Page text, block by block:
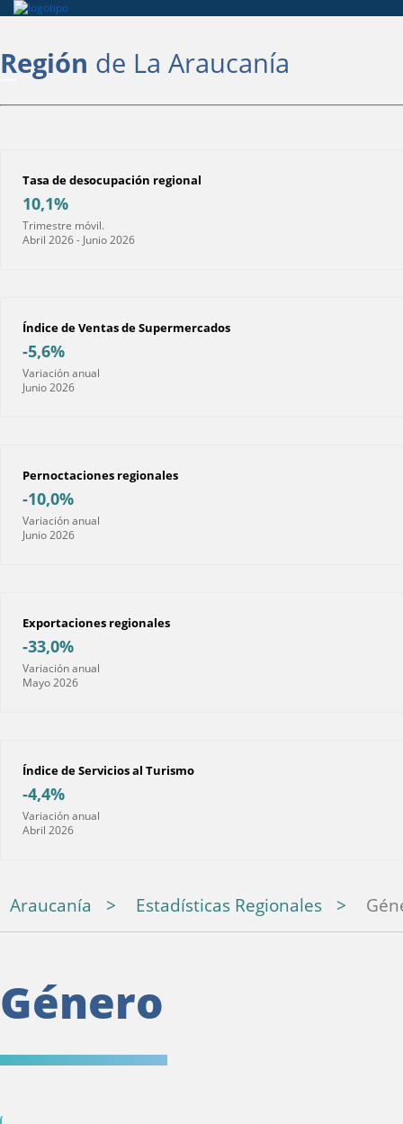
Región de La Araucanía
Tasa de desocupación regional
10,1%
Trimestre móvil.
Abril 2026 - Junio 2026
Índice de Ventas de Supermercados
-5,6%
Variación anual
Junio 2026
Pernoctaciones regionales
-10,0%
Variación anual
Junio 2026
Exportaciones regionales
-33,0%
Variación anual
Mayo 2026
Índice de Servicios al Turismo
-4,4%
Variación anual
Abril 2026
Araucanía Estadísticas Regionales
Género